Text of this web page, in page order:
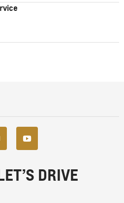
DRIVE